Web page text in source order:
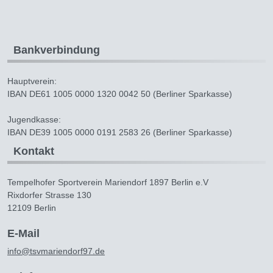
Bankverbindung
Hauptverein:
IBAN DE61 1005 0000 1320 0042 50 (Berliner Sparkasse)
Jugendkasse:
IBAN DE39 1005 0000 0191 2583 26 (Berliner Sparkasse)
Kontakt
Tempelhofer Sportverein Mariendorf 1897 Berlin e.V
Rixdorfer Strasse 130
12109 Berlin
E-Mail
info@tsvmariendorf97.de